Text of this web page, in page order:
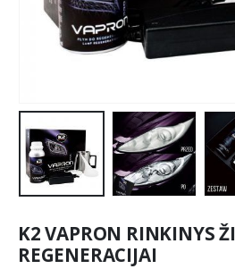
K2 VAPRON RINKINYS
REGENERACIJAI